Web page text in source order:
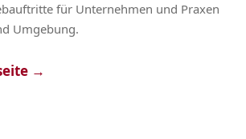
für Unternehmen und Praxen
Umgebung.
→